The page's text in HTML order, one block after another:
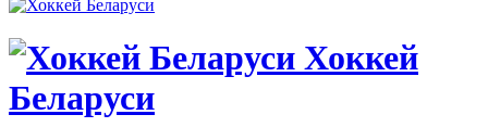
Хоккей
Беларуси